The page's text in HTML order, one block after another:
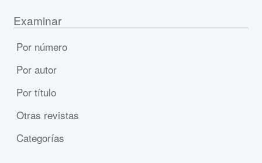
Examinar
Por número
Por autor
Por título
Otras revistas
Categorías